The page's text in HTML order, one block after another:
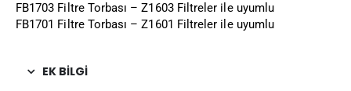
FB1703 Filtre Torbası – Z1603 Filtreler ile uyumlu
FB1701 Filtre Torbası – Z1601 Filtreler ile uyumlu
EK BILGI